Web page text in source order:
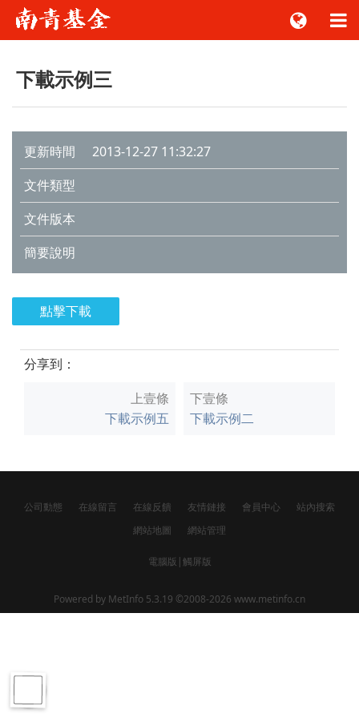
下載示例三
更新時間
2013-12-27 11:32:27
文件類型
文件版本
簡要說明
點擊下載
分享到：
上壹條
下載示例五
下壹條
下載示例二
公司動態 在線留言 在線反饋 友情鏈接 會員中心
站內搜索
網站地圖
網站管理
電腦版 |觸屏版
Powered by MetInfo 5.3.19 ©2008-2026 www.metinfo.cn